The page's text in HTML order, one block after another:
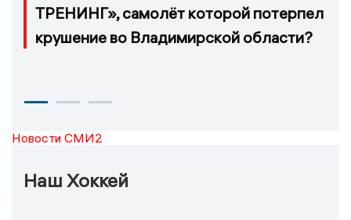
ТРЕНИНГ», самолёт которой потерпел
крушение во Владимирской области?
Новости СМИ2
Наш Хоккей